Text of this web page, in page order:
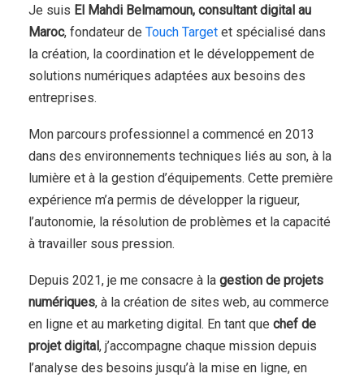
Je suis El Mahdi Belmamoun, consultant digital au
Maroc, fondateur de Touch Target et spécialisé dans
la création, la coordination et le développement de
solutions numériques adaptées aux besoins des
entreprises.
Mon parcours professionnel a commencé en 2013
dans des environnements techniques liés au son, à la
lumière et à la gestion d’équipements. Cette première
expérience m’a permis de développer la rigueur,
l’autonomie, la résolution de problèmes et la capacité
à travailler sous pression.
Depuis 2021, je me consacre à la gestion de projets
numériques, à la création de sites web, au commerce
en ligne et au marketing digital. En tant que chef de
projet digital, j’accompagne chaque mission depuis
l’analyse des besoins jusqu’à la mise en ligne, en